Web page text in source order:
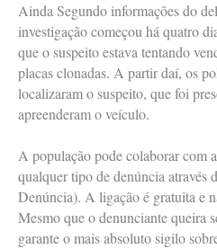
Ainda Segundo informações do
investigação começou há quatro
que o suspeito estava tentando
placas clonadas. A partir daí, os
localizaram o suspeito, que foi
apreenderam o veículo.
A população pode colaborar com
qualquer tipo de denúncia através
Denúncia). A ligação é gratuita e
Mesmo que o denunciante queira
garante o mais absoluto sigilo